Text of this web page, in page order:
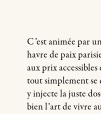
C’est animée par
havre de paix
aux prix accessibles
tout simplement se
y injecte la juste
bien l’art devivre